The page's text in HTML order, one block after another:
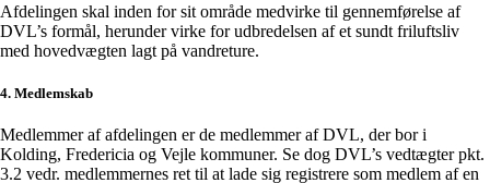
Afdelingen skal inden for sit område medvirke til gennemførelse af
DVL’s formål, herunder virke for udbredelsen af et sundt friluftsliv
med hovedvægten lagt på vandreture.
4. Medlemskab
Medlemmer af afdelingen er de medlemmer af DVL, der bor i
Kolding, Fredericia og Vejle kommuner. Se dog DVL’s vedtægter pkt.
3.2 vedr. medlemmernes ret til at lade sig registrere som medlem af en